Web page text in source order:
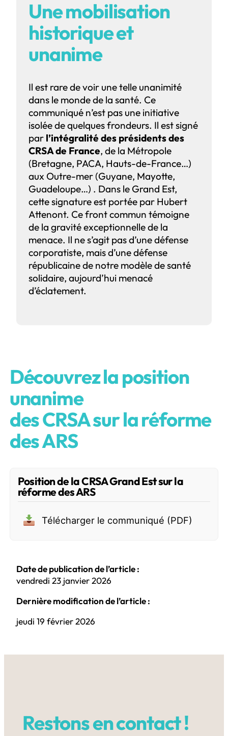
Une mobilisation
historique et
unanime
Il est rare de voir une telle unanimité
dans le monde de la santé. Ce
communiqué n’est pas une initiative
isolée de quelques frondeurs. Il est signé
par l’intégralité des présidents des
CRSA de France, de la Métropole
(Bretagne, PACA, Hauts-de-France…)
aux Outre-mer (Guyane, Mayotte,
Guadeloupe…) . Dans le Grand Est,
cette signature est portée par Hubert
Attenont. Ce front commun témoigne
de la gravité exceptionnelle de la
menace. Il ne s’agit pas d’une défense
corporatiste, mais d’une défense
républicaine de notre modèle de santé
solidaire, aujourd’hui menacé
d’éclatement.
Découvrez la position
unanime
des CRSA sur la réforme
des ARS
Position de la CRSA Grand Est sur la
réforme des ARS
Télécharger le communiqué (PDF)
Date de publication de l’article :
vendredi 23 janvier 2026
Dernière modification de l’article :
jeudi 19 février 2026
Restons en contact !